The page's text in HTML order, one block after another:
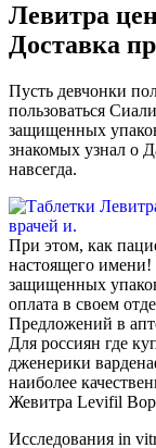
Левитра
Доставка
Пусть девчонки
пользоваться
защищенных
знакомых узнал о
навсегда.
При этом, как
настоящего имени!
защищенных
оплата в своем
Предложений в
Для россиян где
дженерики
наиболее
Жевитра Levifil
Исследования in